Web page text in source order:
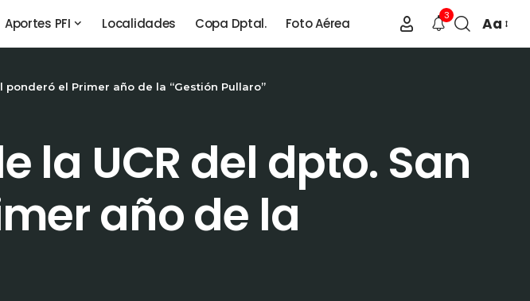
Aportes PFI Localidades Copa Dptal. Foto Aérea
3 Aa
el Primer año de la “Gestión Pullaro”
la UCR del dpto. San
año de la